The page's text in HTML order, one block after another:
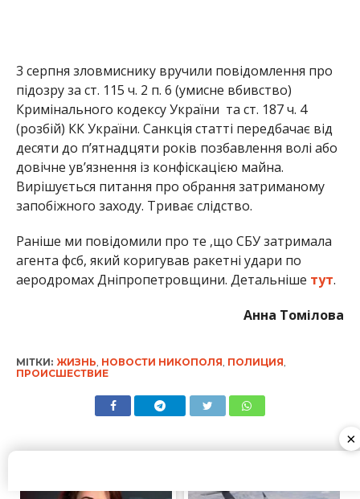
3 серпня зловмиснику вручили повідомлення про
підозру за ст. 115 ч. 2 п. 6 (умисне вбивство)
Кримінального кодексу України та ст. 187 ч. 4
(розбій) КК України. Санкція статті передбачає від
десяти до п’ятнадцяти років позбавлення волі або
довічне ув’язнення із конфіскацією майна.
Вирішується питання про обрання затриманому
запобіжного заходу. Триває слідство.
Раніше ми повідомили про те ,що СБУ затримала
агента фсб, який коригував ракетні удари по
аеродромах Дніпропетровщини. Детальніше тут.
Анна Томілова
МІТКИ: ЖИЗНЬ НОВОСТИ НИКОПОЛЯ ПОЛИЦИЯ
ПРОИСШЕСТВИЕ
×